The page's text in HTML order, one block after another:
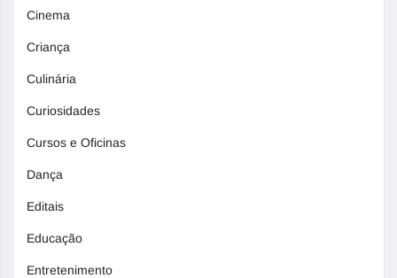
Cinema
Criança
Culinária
Curiosidades
Cursos e Oficinas
Dança
Editais
Educação
Entretenimento